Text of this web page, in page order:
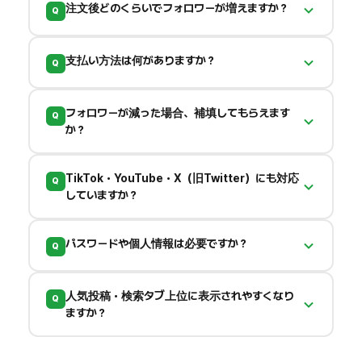
ィブに活動するアカウントからのフォローをお届
品質管理を行っています。
Q 注文後どのくらいでフォロワーが増えますか？
す。基本的に即日対応です。大口注文は数日かけ
Q 支払い方法は何がありますか？
クレジットカードはPayPal経由でご利用可能で
す。
Q
フォロワーが減った場合、補填してもらえます
か？
定期間内に減少した場合、無償で補填対応いたし
ます。条件はプランにより異なります。
Q
TikTok・YouTube・X（旧Twitter）にも対応
していますか？
Threads・Facebookなど主要SNS全般に対応
Q パスワードや個人情報は必要ですか？
Instagramのユーザー名のみです。安心してご利
用ください。
Q
人気投稿・検索タブ上位に表示されやすくなり
ますか？